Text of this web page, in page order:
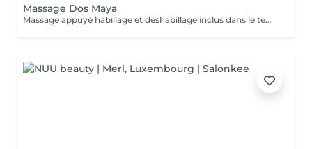
Massage Dos Maya
Massage appuyé habillage et déshabillage inclus dans le temps de prestation